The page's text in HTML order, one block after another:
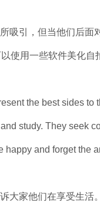
吸引，但当他们后面
使用一些软件美化自
the best sides to
study. They seek
and forget the
大家他们在享受生活